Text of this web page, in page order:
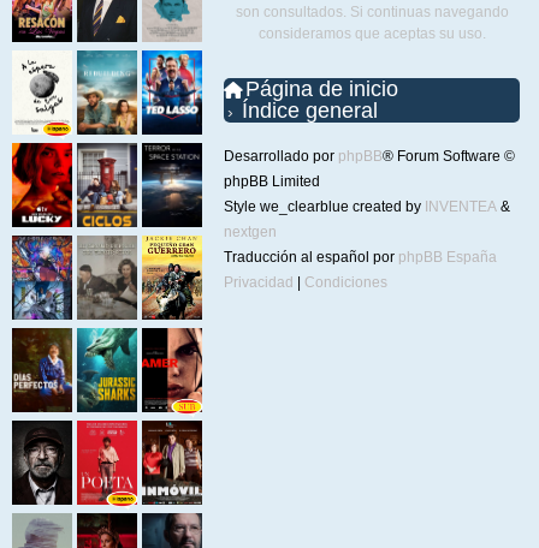
son consultados. Si continuas navegando
consideramos que aceptas su uso.
Página de inicio
Índice general
Desarrollado por phpBB® Forum Software ©
phpBB Limited
Style we_clearblue created by INVENTEA &
nextgen
Traducción al español por phpBB España
Privacidad
Condiciones